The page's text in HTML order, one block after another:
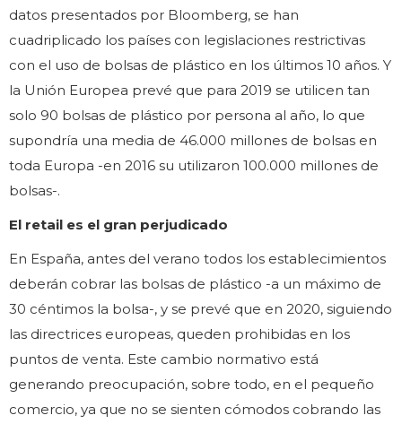
datos presentados por Bloomberg, se han
cuadriplicado los países con legislaciones restrictivas
con el uso de bolsas de plástico en los últimos 10 años. Y
la Unión Europea prevé que para 2019 se utilicen tan
solo 90 bolsas de plástico por persona al año, lo que
supondría una media de 46.000 millones de bolsas en
toda Europa -en 2016 su utilizaron 100.000 millones de
bolsas-.
El retail es el gran perjudicado
En España, antes del verano todos los establecimientos
deberán cobrar las bolsas de plástico -a un máximo de
30 céntimos la bolsa-, y se prevé que en 2020, siguiendo
las directrices europeas, queden prohibidas en los
puntos de venta. Este cambio normativo está
generando preocupación, sobre todo, en el pequeño
comercio, ya que no se sienten cómodos cobrando las